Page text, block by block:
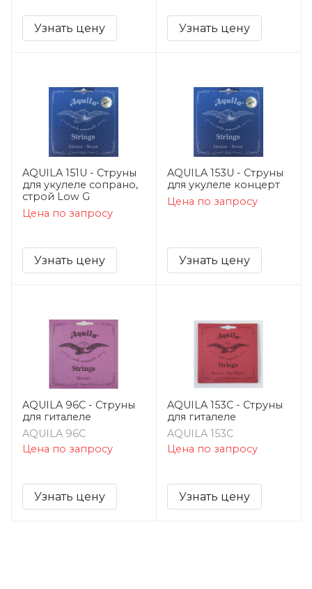
Узнать цену Узнать цену
AQUILA 151U - Струны
для укулеле сопрано,
строй Low G
Цена по запросу
Узнать цену
AQUILA 153U - Струны
для укулеле концерт
Цена по запросу
Узнать цену
AQUILA 96C - Струны
для гиталеле
AQUILA 96C
Цена по запросу
Узнать цену
AQUILA 153C - Струны
для гиталеле
AQUILA 153C
Цена по запросу
Узнать цену